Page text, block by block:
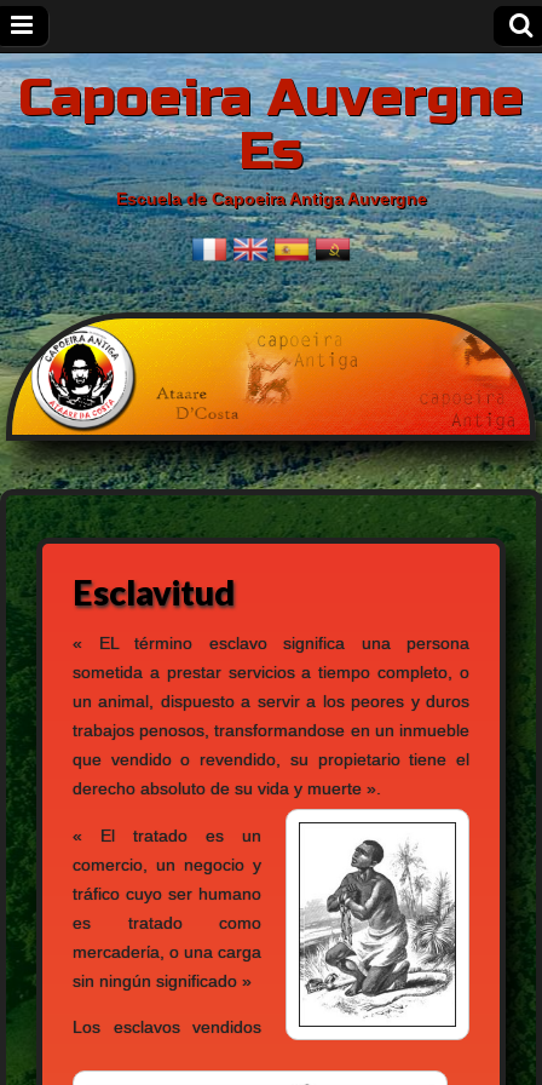
Capoeira Auvergne
Es
Escuela de Capoeira Antiga Auvergne
Esclavitud
« EL término esclavo significa una persona
sometida a prestar servicios a tiempo completo, o
un animal, dispuesto a servir a los peores y duros
trabajos penosos, transformandose en un inmueble
que vendido o revendido, su propietario tiene el
derecho absoluto de su vida y muerte ».
« El tratado es un
comercio, un negocio y
tráfico cuyo ser humano
es tratado como
mercaderίa, o una carga
sin ningún significado »
Los esclavos vendidos